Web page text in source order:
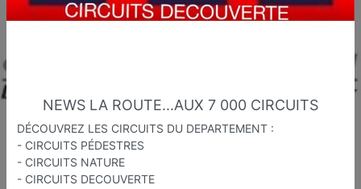
La Route...03
Etapes Touristiqu et Gastronomiq
NEWS LA ROUTE...AUX 7 000 CIRCUITS
DÉCOUVREZ LES CIRCUITS DU DEPARTEMENT :
- CIRCUITS PÉDESTRES
- CIRCUITS NATURE
- CIRCUITS DECOUVERTE